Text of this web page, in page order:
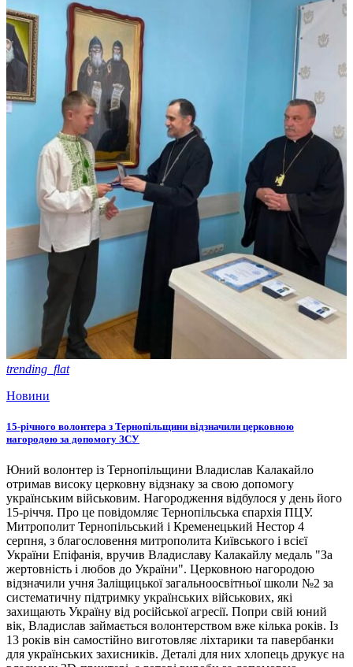
trending_flat
Новини
15-річного волонтера з Тернопільщини відзначили церковною
нагородою за допомогу ЗСУ
Юний волонтер із Тернопільщини Владислав Калакайло
отримав високу церковну відзнаку за свою допомогу
українським військовим. Нагородження відбулося у день його
15-річчя. Про це повідомляє Тернопільська єпархія ПЦУ.
Митрополит Тернопільський і Кременецький Нестор 4
серпня, з благословення митрополита Київського і всієї
України Епіфанія, вручив Владиславу Калакайлу медаль "За
жертовність і любов до України". Церковною нагородою
відзначили учня Заліщицької загальноосвітньої школи №2 за
систематичну підтримку українських військових, які
захищають Україну від російської агресії. Попри свій юний
вік, Владислав займається волонтерством вже кілька років. Із
13 років він самостійно виготовляє ліхтарики та павербанки
для українських захисників. Деталі для них хлопець друкує на